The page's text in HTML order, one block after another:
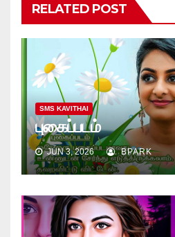
RELATED POST
SMS KAVITHAI
புகைப்படம்
JUN 3, 2026 BPARK